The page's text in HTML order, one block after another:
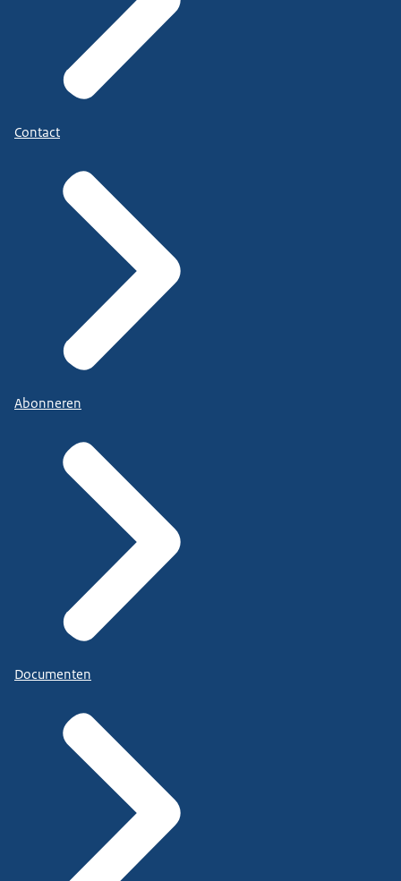
Contact
Abonneren
Documenten